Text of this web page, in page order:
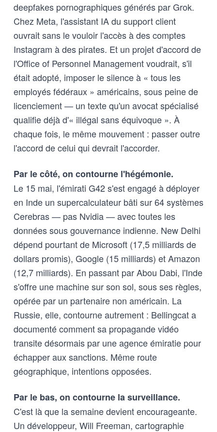
deepfakes pornographiques générés par Grok.
Chez Meta, l'assistant IA du support client
ouvrait sans le vouloir l'accès à des comptes
Instagram à des pirates. Et un projet d'accord de
l'Office of Personnel Management voudrait, s'il
était adopté, imposer le silence à « tous les
employés fédéraux » américains, sous peine de
licenciement — un texte qu'un avocat spécialisé
qualifie déjà d'« illégal sans équivoque ». À
chaque fois, le même mouvement : passer outre
l'accord de celui qui devrait l'accorder.
Par le côté, on contourne l'hégémonie.
Le 15 mai, l'émirati G42 s'est engagé à déployer
en Inde un supercalculateur bâti sur 64 systèmes
Cerebras — pas Nvidia — avec toutes les
données sous gouvernance indienne. New Delhi
dépend pourtant de Microsoft (17,5 milliards de
dollars promis), Google (15 milliards) et Amazon
(12,7 milliards). En passant par Abou Dabi, l'Inde
s'offre une machine sur son sol, sous ses règles,
opérée par un partenaire non américain. La
Russie, elle, contourne autrement : Bellingcat a
documenté comment sa propagande vidéo
transite désormais par une agence émiratie pour
échapper aux sanctions. Même route
géographique, intentions opposées.
Par le bas, on contourne la surveillance.
C'est là que la semaine devient encourageante.
Un développeur, Will Freeman, cartographie